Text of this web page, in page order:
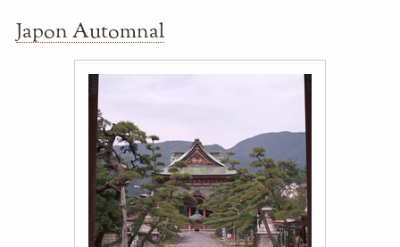
Japon Automnal